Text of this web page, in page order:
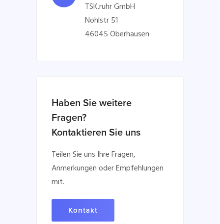
TSK.ruhr GmbH
Nohlstr 51
46045 Oberhausen
Haben Sie weitere
Fragen?
Kontaktieren Sie uns
Teilen Sie uns Ihre Fragen,
Anmerkungen oder Empfehlungen
mit.
Kontakt